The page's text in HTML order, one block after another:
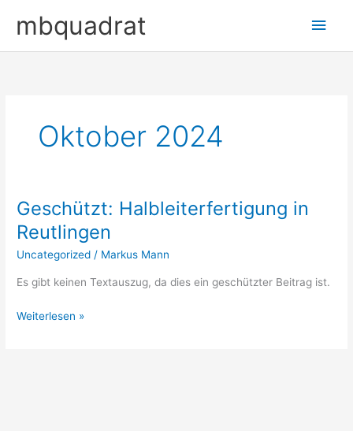
Inhaltmbquadrat
Oktober 2024
Geschützt: Halbleiterfertigung in
Reutlingen
Uncategorized / Markus Mann
Es gibt keinen Textauszug, da dies ein geschützter Beitrag ist.
Geschützt:
Halbleiterfertigung
in
Reutlingen
Weiterlesen »